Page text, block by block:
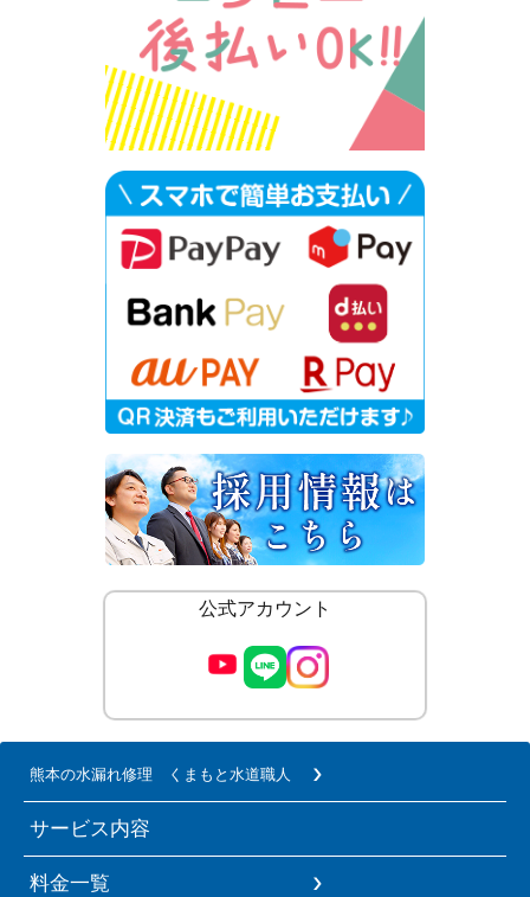
公式アカウント
熊本の水漏れ修理 くまもと水道職人
サービス内容
料金一覧